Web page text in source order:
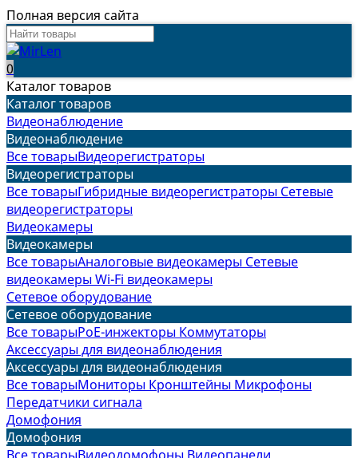
Полная версия сайта
0
Каталог товаров
Каталог товаров
Видеонаблюдение
Видеонаблюдение
Все товарыВидеорегистраторы
Видеорегистраторы
Все товарыГибридные видеорегистраторы Сетевые
видеорегистраторы
Видеокамеры
Видеокамеры
Все товарыАналоговые видеокамеры Сетевые
видеокамерыWi-Fi видеокамеры
Сетевое оборудование
Сетевое оборудование
Все товарыPoE-инжекторы Коммутаторы
Аксессуары для видеонаблюдения
Аксессуары для видеонаблюдения
Все товарыМониторы Кронштейны Микрофоны
Передатчики сигнала
Домофония
Домофония